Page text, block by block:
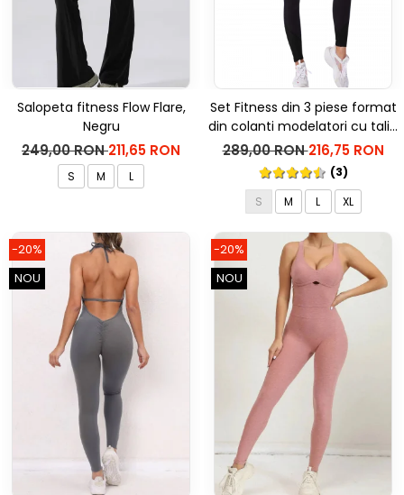
Salopeta fitness Flow Flare,
Negru
249,00 RON211,65 RON
S M L
Set Fitness din 3 piese format
din colanti modelatori cu talie
inalta, top si hanorac Ellite,
Negru
289,00 RON216,75 RON
(3)
S
M L XL
-20%
NOU
-20%
NOU